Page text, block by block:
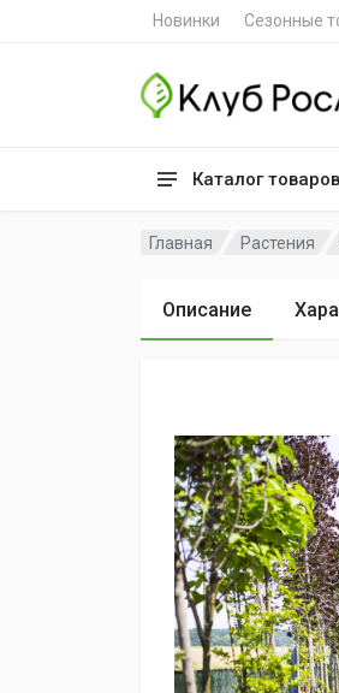
Новинки Сезонные
Каталог товаров
Главная Растения
Описание